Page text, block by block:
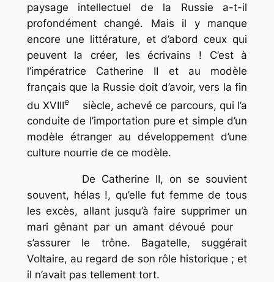
paysage intellectuel de la Russie a-t-il
profondément changé. Mais il y manque
encore une littérature, et d’abord ceux qui
peuvent la créer, les écrivains ! C’est à
l’impératrice Catherine II et au modèle
français que la Russie doit d’avoir, vers la fin
du XVIIIe siècle, achevé ce parcours, qui l’a
conduite de l’importation pure et simple d’un
modèle étranger au développement d’une
culture nourrie de ce modèle.
De Catherine II, on se souvient
souvent, hélas !, qu’elle fut femme de tous
les excès, allant jusqu’à faire supprimer un
mari gênant par un amant dévoué pour
s’assurer le trône. Bagatelle, suggérait
Voltaire, au regard de son rôle historique ; et
il n’avait pas tellement tort.